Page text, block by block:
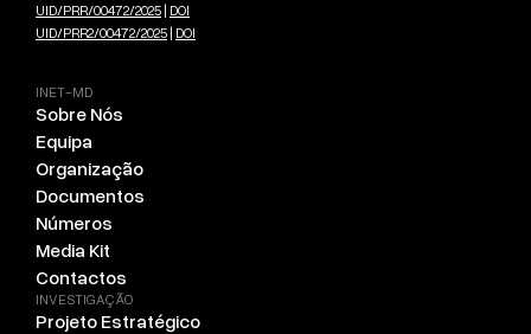
UID/PRR/00472/2025 | DOI
UID/PRR2/00472/2025 | DOI
INET-MD
Sobre Nós
Equipa
Organização
Documentos
Números
Media Kit
Contactos
INVESTIGAÇÃO
Projeto Estratégico